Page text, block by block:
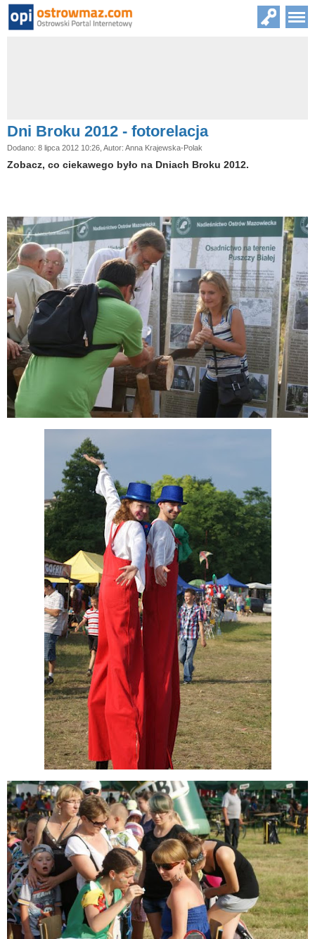
Dni Broku 2012 - fotorelacja
Dodano: 8 lipca 2012 10:26, Autor: Anna Krajewska-Polak
Zobacz, co ciekawego było na Dniach Broku 2012.